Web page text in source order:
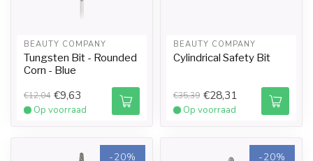
BEAUTY COMPANY
Tungsten Bit - Rounded
Corn - Blue
€12,04 €9,63
Op voorraad
BEAUTY COMPANY
Cylindrical Safety Bit
€35,39 €28,31
Op voorraad
-20% -20%